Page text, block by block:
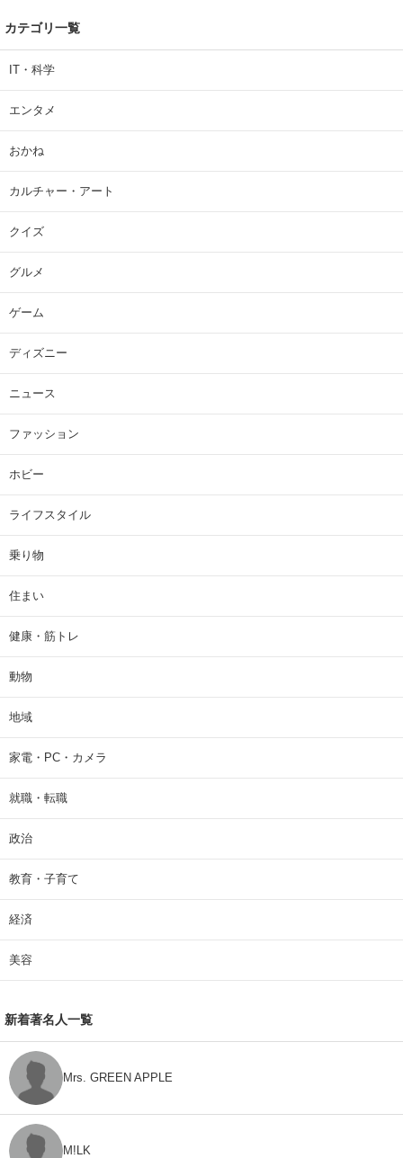
カテゴリ一覧
IT・科学
エンタメ
おかね
カルチャー・アート
クイズ
グルメ
ゲーム
ディズニー
ニュース
ファッション
ホビー
ライフスタイル
乗り物
住まい
健康・筋トレ
動物
地域
家電・PC・カメラ
就職・転職
政治
教育・子育て
経済
美容
新着著名人一覧
Mrs. GREEN APPLE
M!LK